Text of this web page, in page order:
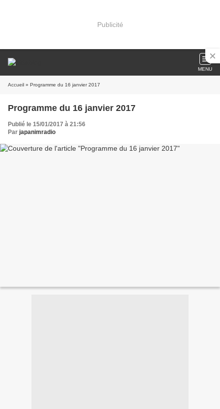
Publicité
MENU
Accueil » Programme du 16 janvier 2017
Programme du 16 janvier 2017
Publié le 15/01/2017 à 21:56
Par japanimradio